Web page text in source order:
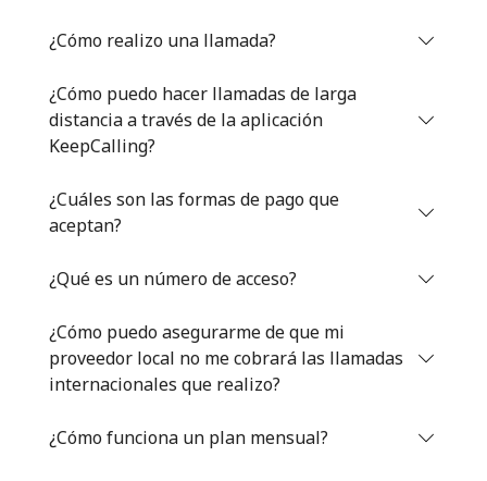
¿Olvidaste tu contraseña? →
Iniciar Sesión
¿Cómo realizo una llamada?
¿Cómo puedo hacer llamadas de larga
distancia a través de la aplicación
KeepCalling?
¿Cuáles son las formas de pago que
aceptan?
¿Qué es un número de acceso?
¿Cómo puedo asegurarme de que mi
proveedor local no me cobrará las llamadas
internacionales que realizo?
¿Cómo funciona un plan mensual?